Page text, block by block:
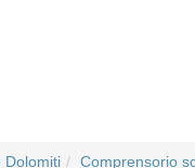
Dolomiti Comprensorio